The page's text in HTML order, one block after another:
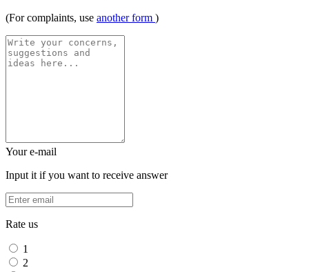
(For complaints, use another form )
Your e-mail
Input it if you want to receive answer
Rate us
1
2